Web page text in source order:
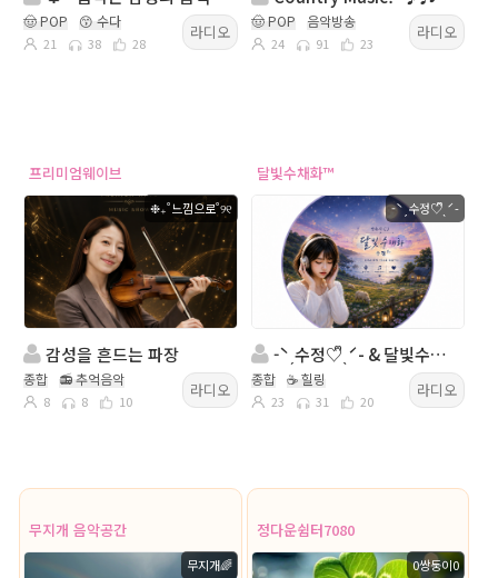
🤠 POP 😙 수다
21 38 28
라디오
🤠 POP 음악방송
24 91 23
라디오
프리미엄웨이브
❉₊˚느낌으로˚୨୧
감성을 흔드는 파장
종합 📻 추억음악
8 8 10
라디오
달빛수채화™
-ˋˏ수정♡ᩚˎˊ-
-ˋˏ수정♡ᩚˎˊ- & 달빛수채화™음악이 흐르는곳에 행복이 있다 ㅎ
종합 ☕ 힐링
23 31 20
라디오
무지개 음악공간
무지개🌈
정다운쉼터7080
0쌍둥이0